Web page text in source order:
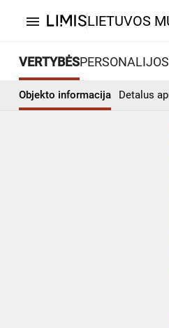
menu LIETUVOS
VERTYBĖSPERSONALIJOS
Objekto informacija Detalus